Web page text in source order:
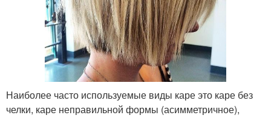
Наиболее часто используемые виды каре это каре без
челки, каре неправильной формы (асимметричное),